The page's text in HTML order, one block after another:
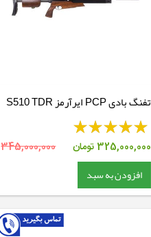
تفنگ بادی PCP ایرآرمز S510 TDR
RH Walnut
325,000,000تومان 345,000,000
افزودن به سبد